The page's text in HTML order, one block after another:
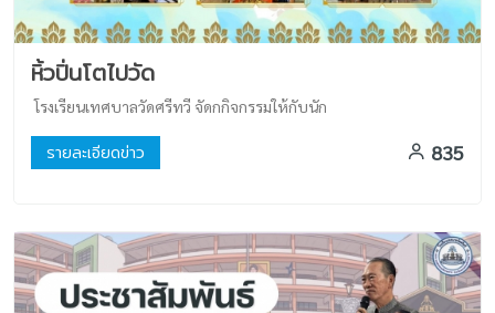
หิ้วปิ่นโตไปวัด
โรงเรียนเทศบาลวัดศรีทวี จัดกกิจกรรมให้กับนัก
รายละเอียดข่าว 835